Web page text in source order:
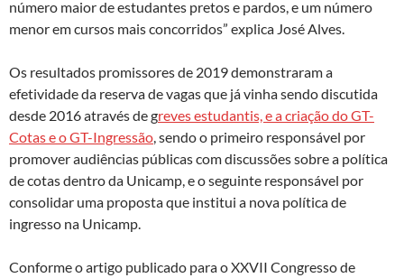
número maior de estudantes pretos e pardos, e um número
menor em cursos mais concorridos” explica José Alves.
Os resultados promissores de 2019 demonstraram a
efetividade da reserva de vagas que já vinha sendo discutida
desde 2016 através de greves estudantis, e a criação do GT-
Cotas e o GT-Ingressão, sendo o primeiro responsável por
promover audiências públicas com discussões sobre a política
de cotas dentro da Unicamp, e o seguinte responsável por
consolidar uma proposta que institui a nova política de
ingresso na Unicamp.
Conforme o artigo publicado para o XXVII Congresso de